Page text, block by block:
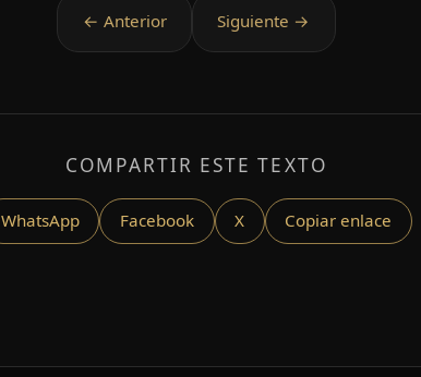
COMPARTIR ESTE TEXTO
WhatsApp Facebook X Copiar enlace